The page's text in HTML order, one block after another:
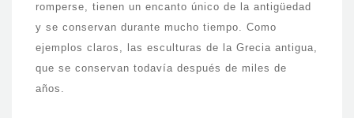
romperse, tienen un encanto único de la antigüedad
y se conservan durante mucho tiempo. Como
ejemplos claros, las esculturas de la Grecia antigua,
que se conservan todavía después de miles de
años.